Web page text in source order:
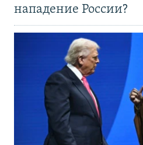
нападение России?